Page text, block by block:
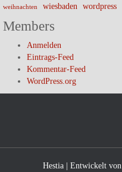
weihnachten wiesbaden wordpress
Members
Anmelden
Eintrags-Feed
Kommentar-Feed
WordPress.org
Hestia | Entwickelt von